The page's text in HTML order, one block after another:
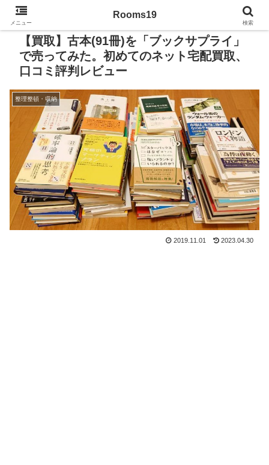
【買取】古本(91冊)を「ブックサプライ」
で売ってみた。初めてのネット宅配買取、
口コミ評判レビュー
整理整頓・収納
2019.11.01 2023.04.30
メニュー
Rooms19
検索